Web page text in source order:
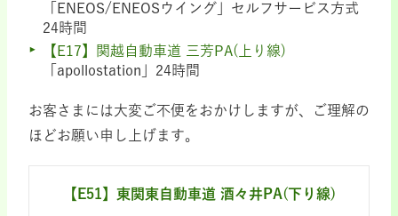
「ENEOS/ENEOSウイング」セルフサービス方式
24時間
【E17】関越自動車道 三芳PA(上り線)
「apollostation」24時間
お客さまには大変ご不便をおかけしますが、ご理解の
ほどお願い申し上げます。
【E51】東関東自動車道 酒々井PA(下り線)